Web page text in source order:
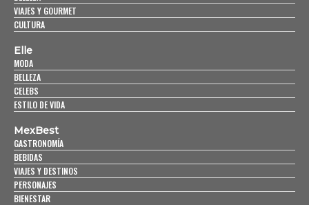
VIAJES Y GOURMET
CULTURA
Elle
MODA
BELLEZA
CELEBS
ESTILO DE VIDA
MexBest
GASTRONOMÍA
BEBIDAS
VIAJES Y DESTINOS
PERSONAJES
BIENESTAR